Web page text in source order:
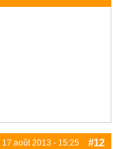
17 août 2013 - 15:25 #12